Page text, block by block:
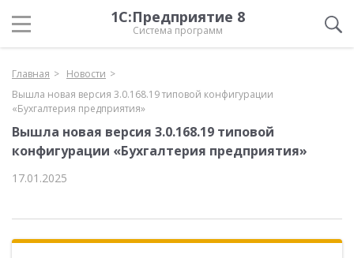
1С:Предприятие 8
Система программ
Главная
Новости
Вышла новая версия 3.0.168.19 типовой конфигурации
«Бухгалтерия предприятия»
Вышла новая версия 3.0.168.19 типовой
конфигурации «Бухгалтерия предприятия»
17.01.2025